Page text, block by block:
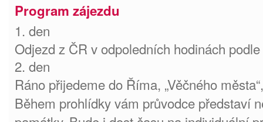
Program zájezdu
1. den
Odjezd z ČR v odpoledních hodinách
2. den
Ráno přijedeme do Říma, „Věčného
Během prohlídky vám průvodce představí